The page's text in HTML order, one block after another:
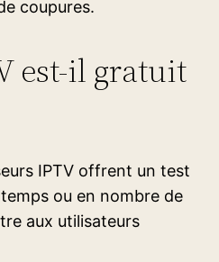
coupures.
est-il gratuit
IPTV offrent un test
ou en nombre de
aux utilisateurs